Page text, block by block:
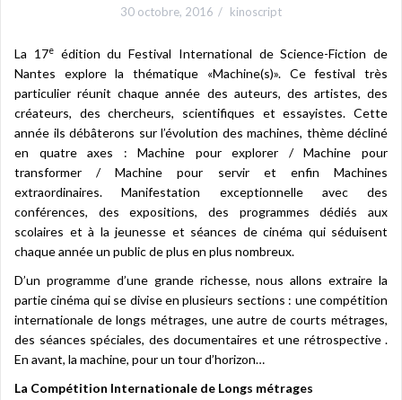
30 octobre, 2016 kinoscript
La 17eédition du Festival International de Science-Fiction de
Nantes explore la thématique «Machine(s)». Ce festival très
particulier réunit chaque année des auteurs, des artistes, des
créateurs, des chercheurs, scientifiques et essayistes. Cette
année ils débâterons sur l’évolution des machines, thème décliné
en quatre axes : Machine pour explorer / Machine pour
transformer / Machine pour servir et enfin Machines
extraordinaires. Manifestation exceptionnelle avec des
conférences, des expositions, des programmes dédiés aux
scolaires et à la jeunesse et séances de cinéma qui séduisent
chaque année un public de plus en plus nombreux.
D’un programme d’une grande richesse, nous allons extraire la
partie cinéma qui se divise en plusieurs sections : une compétition
internationale de longs métrages, une autre de courts métrages,
des séances spéciales, des documentaires et une rétrospective .
En avant, la machine, pour un tour d’horizon…
La Compétition Internationale de Longs métrages